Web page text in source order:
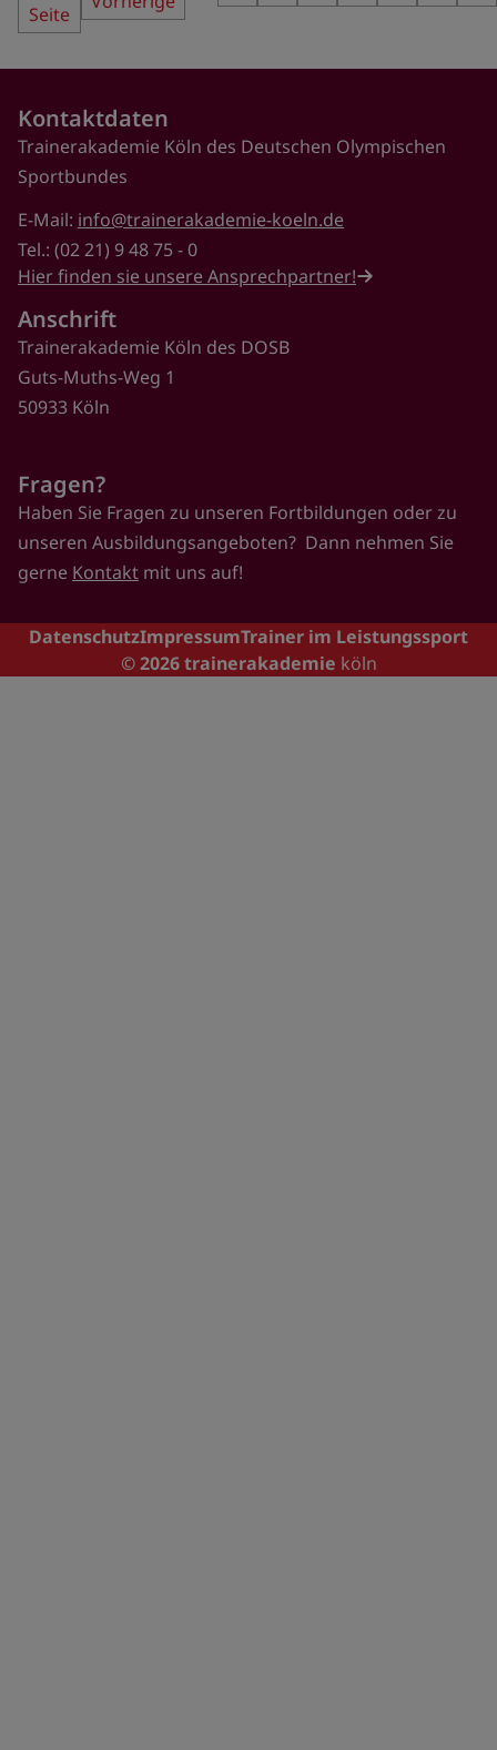
Seite
Kontaktdaten
Trainerakademie Köln des Deutschen Olympischen
Sportbundes
E-Mail: info@trainerakademie-koeln.de
Tel.: (02 21) 9 48 75 - 0
Hier finden sie unsere Ansprechpartner!
Anschrift
Trainerakademie Köln des DOSB
Guts-Muths-Weg 1
50933 Köln
Fragen?
Haben Sie Fragen zu unseren Fortbildungen oder zu
unseren Ausbildungsangeboten? Dann nehmen Sie
gerne Kontakt mit uns auf!
Footer
DatenschutzImpressumTrainer im Leistungssport
© 2026trainerakademie köln